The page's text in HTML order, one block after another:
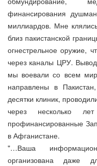
финансирования
миллиардов. Мне
близ пакистанской
огнестрельное оружие,
через каналы ЦРУ.
мы воевали со всем
направлены в
десятки клиник,
через несколько
профинансированные
в Афганистане.
"…Ваша
организована даже